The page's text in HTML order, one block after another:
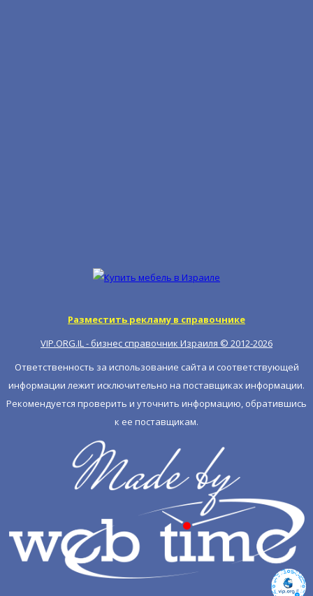
Разместить рекламу в справочнике
VIP.ORG.IL - бизнес справочник Израиля © 2012-2026
Ответственность за использование сайта и соответствующей
информации лежит исключительно на поставщиках информации.
Рекомендуется проверить и уточнить информацию, обратившись
к ее поставщикам.